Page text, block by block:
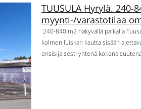
TUUSULA Hyrylä.
myynti-/varastotilaa
240-840 m2 näkyvällä paikalla
kolmen luiskan kautta sisään
ensisijaisesti yhtenä